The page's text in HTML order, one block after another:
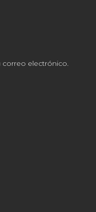
correo electrónico.